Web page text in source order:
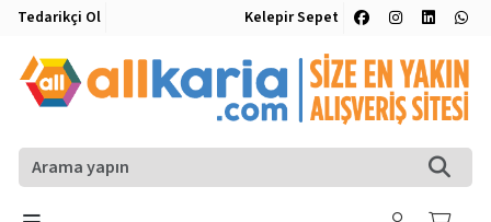
Tedarikçi Ol Kelepir Sepet